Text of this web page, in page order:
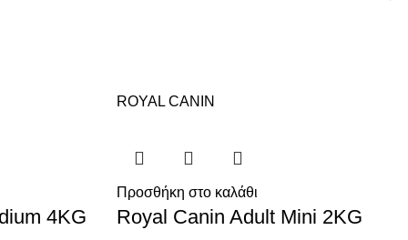
4KG
ROYAL CANIN
Προσθήκη στο καλάθι
Royal Canin Adult Mini 2KG